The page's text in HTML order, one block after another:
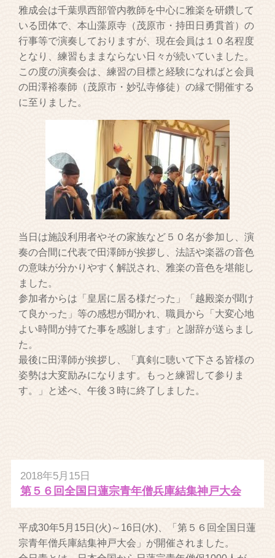
雅成会は千葉県西部管内教師を中心に雅楽を研鑽して
いる団体で、本山藻原寺（茂原市・持田日勇貫首）の
行事等で演奏しておりますが、現在会員は１０名程度
となり、練習もままならない日々が続いていました。
この度の演奏会は、練習の目標と経験になればと会員
の田澤裕泰師（茂原市・妙弘寺修徒）の縁で開催する
に至りました。
当日は施設利用者やその家族など５０名が参加し、演
奏の合間に代表で田澤師が挨拶し、法話や楽器の音色
の意味が分かりやすく解説され、雅楽の音色を堪能し
ました。
参加者からは「皇居に居る様だった」「越殿楽が聞け
て良かった」等の感想が聞かれ、職員から「大変心地
よい時間が持てた事を感謝します」と謝辞が送らまし
た。
最後に田澤師が挨拶し、「真剣に聴いて下さる皆様の
姿勢は大変励みになります。もっと練習して参りま
す。」と述べ、午後３時に終了しました。
2018年5月15日
第５６回全国日蓮宗青年僧兵庫結集神戸大会
平成30年5月15日(火)～16日(水)、「第５６回全国日蓮
宗青年僧兵庫結集神戸大会」が開催されました。